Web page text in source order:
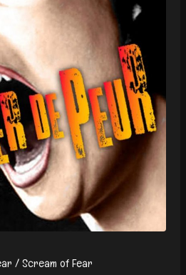
/ Scream of Fear